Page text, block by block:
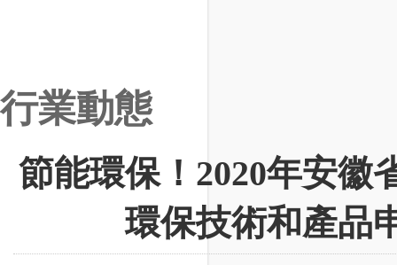
行業動態
節能環保！2020年安徽
環保技術和產品